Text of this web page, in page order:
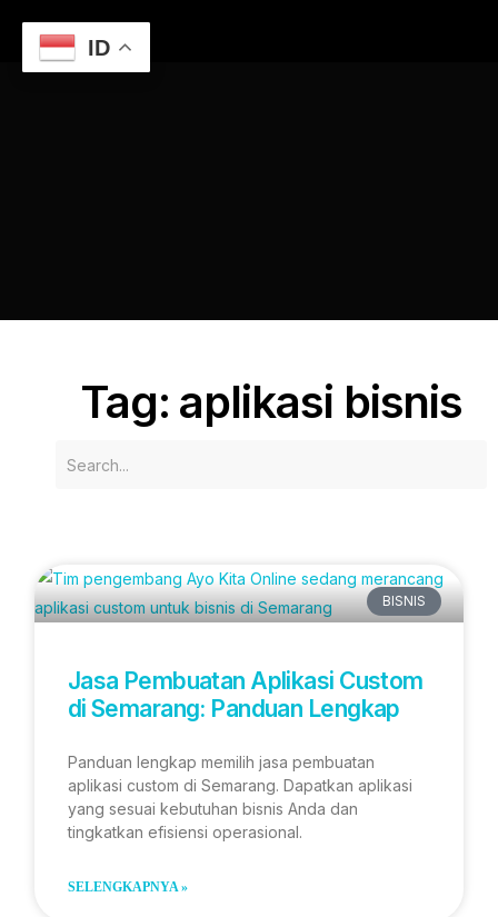
Tag: aplikasi bisnis
BISNIS
Jasa Pembuatan Aplikasi Custom
di Semarang: Panduan Lengkap
Panduan lengkap memilih jasa pembuatan
aplikasi custom di Semarang. Dapatkan aplikasi
yang sesuai kebutuhan bisnis Anda dan
tingkatkan efisiensi operasional.
SELENGKAPNYA »
ID